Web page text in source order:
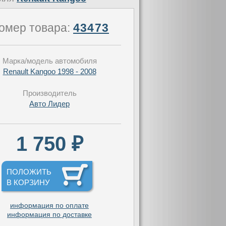
товара: 43473
Марка/модель автомобиля
Renault Kangoo 1998 - 2008
Производитель
Авто Лидер
1 750 ₽
ПОЛОЖИТЬ
В КОРЗИНУ
информация по оплате
информация по доставке